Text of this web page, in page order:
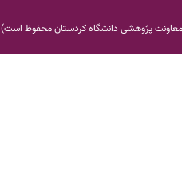
پژوهشی دانشگاه کردستان محفوظ است)